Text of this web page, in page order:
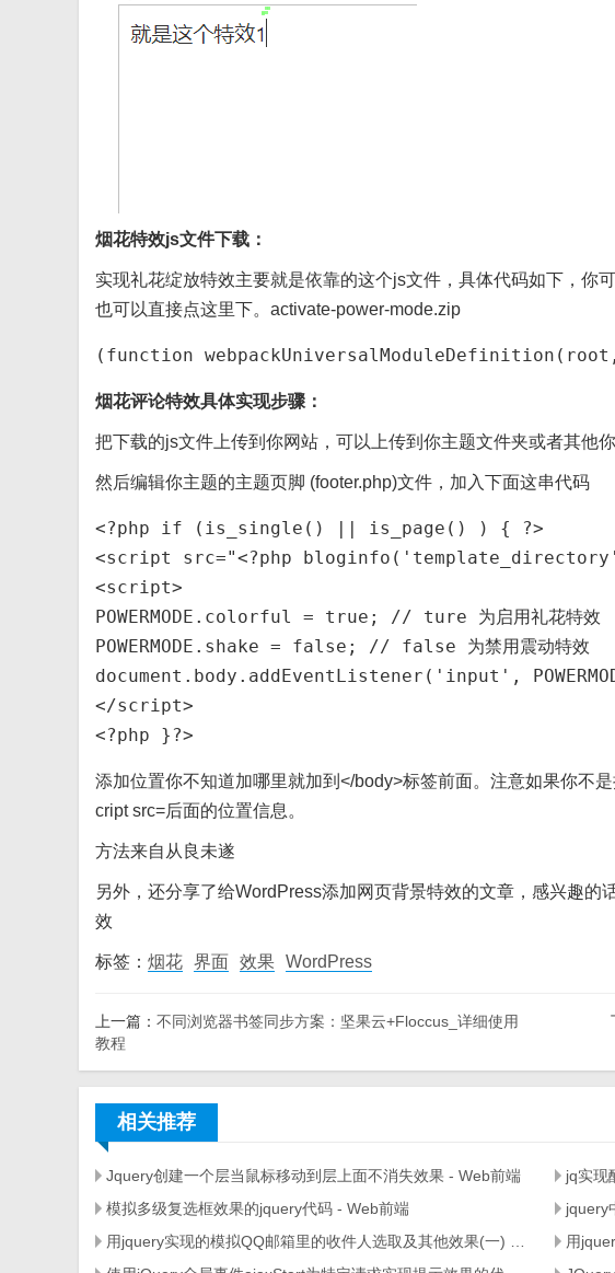
烟花特效js文件下载：
实现礼花绽放特效主要就是依靠的这个js文件，具体代码如下，你
也可以直接点这里下。activate-power-mode.zip
(function
烟花评论特效具体实现步骤：
把下载的js文件上传到你网站，可以上传到你主题文件夹或者其他
然后编辑你主题的主题页脚 (footer.php)文件，加入下面这串代码
<?php if (is_single() || is_page() ) { ?>
<script src="<?php
<script>
POWERMODE.colorful = true; // ture 为启用礼花特效
POWERMODE.shake = false; // false 为禁用震动特效
document.body.addEventListener('input',
</script>
<?php }?>
添加位置你不知道加哪里就加到</body>标签前面。注意如果你不
cript src=后面的位置信息。
方法来自从良未遂
另外，还分享了给WordPress添加网页背景特效的文章，感兴趣的
效
标签： 烟花 界面 效果 WordPress
上一篇： 不同浏览器书签同步方案：坚果云+Floccus_详细使用
教程
相关推荐
Jquery创建一个层当鼠标移动到层上面不消失效果 - Web前端
jq实现
模拟多级复选框效果的jquery代码 - Web前端